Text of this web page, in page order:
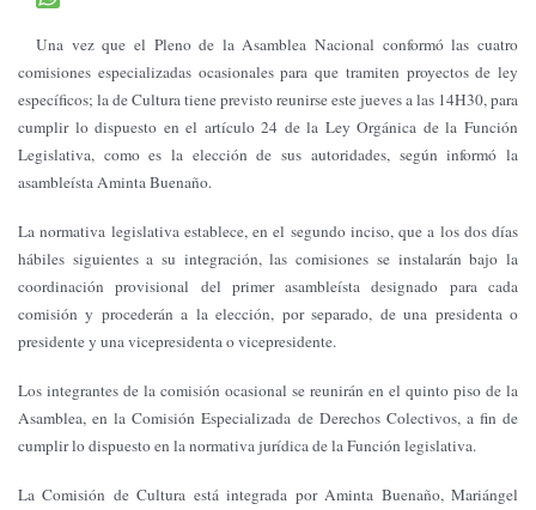
AGENDA
Una vez que el Pleno de la Asamblea Nacional conformó las cuatro
comisiones especializadas ocasionales para que tramiten proyectos de ley
específicos; la de Cultura tiene previsto reunirse este jueves a las 14H30, para
cumplir lo dispuesto en el artículo 24 de la Ley Orgánica de la Función
Legislativa, como es la elección de sus autoridades, según informó la
asambleísta Aminta Buenaño.
La normativa legislativa establece, en el segundo inciso, que a los dos días
hábiles siguientes a su integración, las comisiones se instalarán bajo la
coordinación provisional del primer asambleísta designado para cada
comisión y procederán a la elección, por separado, de una presidenta o
presidente y una vicepresidenta o vicepresidente.
Los integrantes de la comisión ocasional se reunirán en el quinto piso de la
Asamblea, en la Comisión Especializada de Derechos Colectivos, a fin de
cumplir lo dispuesto en la normativa jurídica de la Función legislativa.
La Comisión de Cultura está integrada por Aminta Buenaño, Mariángel